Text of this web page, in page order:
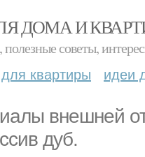
ДОМА И
советы,
квартиры идеи
внешней
дуб.